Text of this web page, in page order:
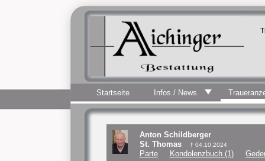
Startseite Infos / News
Anton Schildberger
St. Thomas
† 04.10.2024
Parte Kondolenzbuch (1)